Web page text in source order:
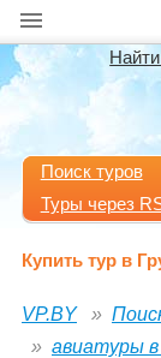
Поиск туров
Туры через
Купить тур в
VP.BY
авиатуры в